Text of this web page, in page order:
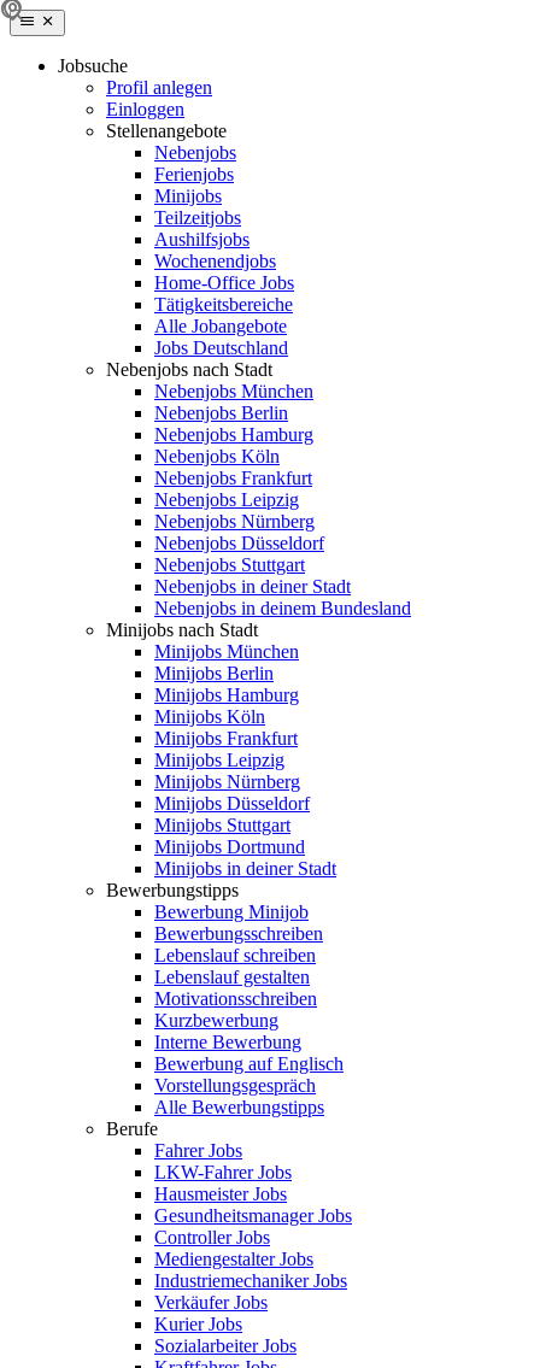
Jobsuche
Profil anlegen
Einloggen
Stellenangebote
Nebenjobs
Ferienjobs
Minijobs
Teilzeitjobs
Aushilfsjobs
Wochenendjobs
Home-Office Jobs
Tätigkeitsbereiche
Alle Jobangebote
Jobs Deutschland
Nebenjobs nach Stadt
Nebenjobs München
Nebenjobs Berlin
Nebenjobs Hamburg
Nebenjobs Köln
Nebenjobs Frankfurt
Nebenjobs Leipzig
Nebenjobs Nürnberg
Nebenjobs Düsseldorf
Nebenjobs Stuttgart
Nebenjobs in deiner Stadt
Nebenjobs in deinem Bundesland
Minijobs nach Stadt
Minijobs München
Minijobs Berlin
Minijobs Hamburg
Minijobs Köln
Minijobs Frankfurt
Minijobs Leipzig
Minijobs Nürnberg
Minijobs Düsseldorf
Minijobs Stuttgart
Minijobs Dortmund
Minijobs in deiner Stadt
Bewerbungstipps
Bewerbung Minijob
Bewerbungsschreiben
Lebenslauf schreiben
Lebenslauf gestalten
Motivationsschreiben
Kurzbewerbung
Interne Bewerbung
Bewerbung auf Englisch
Vorstellungsgespräch
Alle Bewerbungstipps
Berufe
Fahrer Jobs
LKW-Fahrer Jobs
Hausmeister Jobs
Gesundheitsmanager Jobs
Controller Jobs
Mediengestalter Jobs
Industriemechaniker Jobs
Verkäufer Jobs
Kurier Jobs
Sozialarbeiter Jobs